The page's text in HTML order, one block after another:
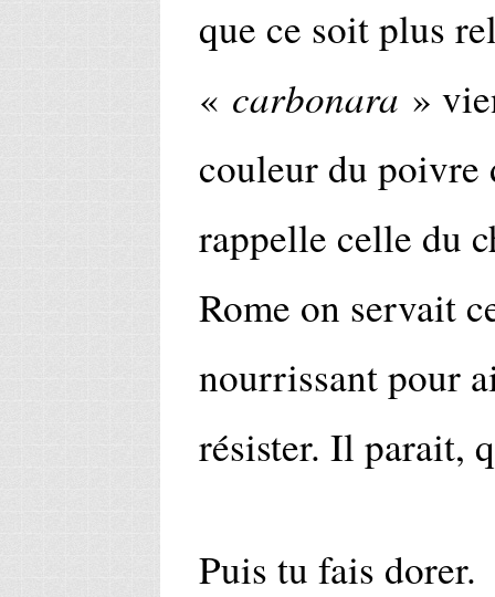
que ce soit plus
« carbonara »
couleur du poivre
rappelle celle du
Rome on servait
nourrissant pour
résister. Il parait,
Puis tu fais dorer.